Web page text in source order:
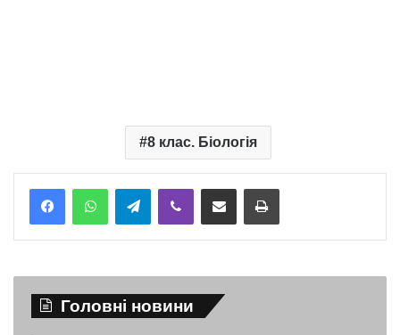
8 клас. Біологія
TelegramViber Надіслати електронною поштоюНадрукувати
Головні новини